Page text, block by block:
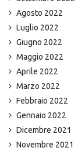
Agosto 2022
Luglio 2022
Giugno 2022
Maggio 2022
Aprile 2022
Marzo 2022
Febbraio 2022
Gennaio 2022
Dicembre 2021
Novembre 2021